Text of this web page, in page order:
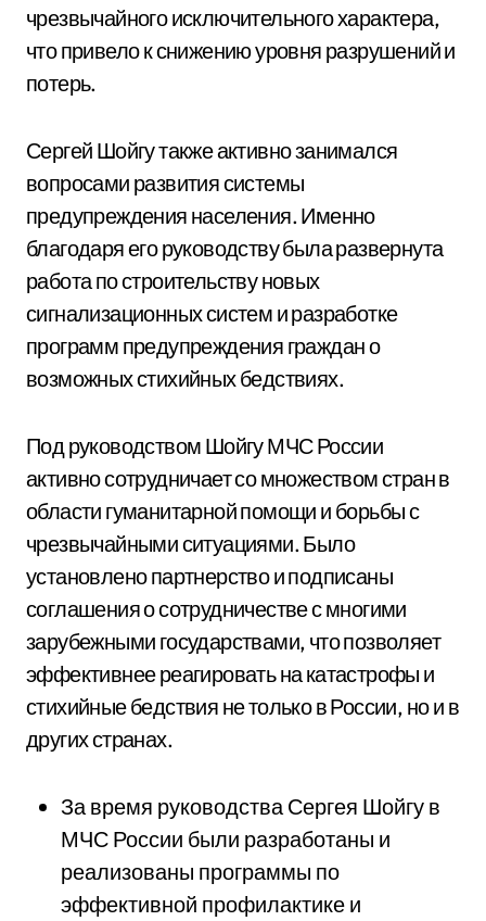
чрезвычайного исключительного характера,
что привело к снижению уровня разрушений и
потерь.
Сергей Шойгу также активно занимался
вопросами развития системы
предупреждения населения. Именно
благодаря его руководству была развернута
работа по строительству новых
сигнализационных систем и разработке
программ предупреждения граждан о
возможных стихийных бедствиях.
Под руководством Шойгу МЧС России
активно сотрудничает со множеством стран в
области гуманитарной помощи и борьбы с
чрезвычайными ситуациями. Было
установлено партнерство и подписаны
соглашения о сотрудничестве с многими
зарубежными государствами, что позволяет
эффективнее реагировать на катастрофы и
стихийные бедствия не только в России, но и в
других странах.
За время руководства Сергея Шойгу в
МЧС России были разработаны и
реализованы программы по
эффективной профилактике и